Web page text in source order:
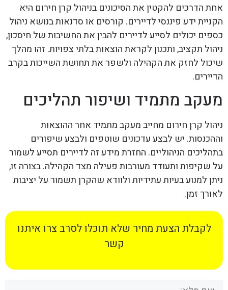
אחת הדרכים להקטין את הסיכונים בניהול קרן חירום היא
הקניית ידע פיננסי לדיירים. קורסים או סדנאות בנושא ניהול
כספים יכולים לסייע לדיירים להבין את החשיבות של חיסכון,
ניהול תקציב, ותכנון לקראת הוצאות בלתי צפויות. זהו מהלך
שיכול לחזק את הקהילה ולשפר את תחושת השייכות בקרב
הדיירים.
מעקב מתמיד ושיפור תהליכים
ניהול קרן חירום מחייב מעקב מתמיד אחר ההוצאות
וההכנסות. יש לבצע עדכונים שוטפים ולבצע שיפורים
בתהליכים הניהוליים. החזרת מידע זה לדיירים תסייע לשמור
על שקיפות ותעודד מעורבות פעילה מצד הקהילה. בצורה זו,
ניתן למנוע בעיות עתידיות ולוודא שהקרן תשמור על יציבות
לאורך זמן.
לקבלת הצעת מחיר שלא תוכלו לסרב צרו איתנו
קשר